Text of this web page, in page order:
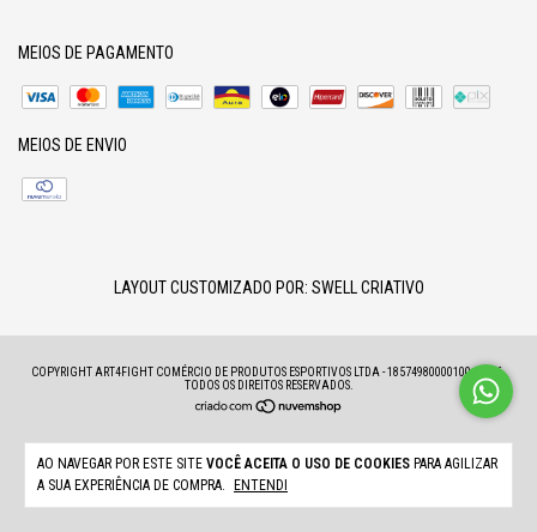
AO NAVEGAR POR ESTE SITE VOCÊ ACEITA O USO DE COOKIES PARA AGILIZAR
A SUA EXPERIÊNCIA DE COMPRA.
ENTENDI
MEIOS DE PAGAMENTO
MEIOS DE ENVIO
LAYOUT CUSTOMIZADO POR: SWELL CRIATIVO
COPYRIGHT ART4FIGHT COMÉRCIO DE PRODUTOS ESPORTIVOS LTDA - 18574980000100 - 2026.
TODOS OS DIREITOS RESERVADOS.